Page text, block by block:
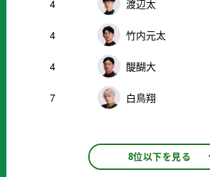
4 渡辺太
4 竹内元太
4 醍醐大
7 白鳥翔
8位以下を見る